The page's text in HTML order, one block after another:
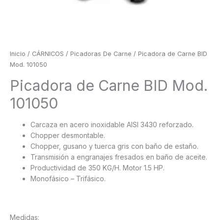
Inicio / CÁRNICOS / Picadoras De Carne / Picadora de Carne BID
Mod. 101050
Picadora de Carne BID Mod.
101050
Carcaza en acero inoxidable AISI 3430 reforzado.
Chopper desmontable.
Chopper, gusano y tuerca gris con baño de estaño.
Transmisión a engranajes fresados en baño de aceite.
Productividad de 350 KG/H. Motor 1.5 HP.
Monofásico – Trifásico.
Medidas: